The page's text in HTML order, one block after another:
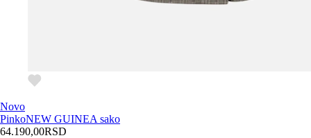
Novo
PinkoNEW GUINEA sako
64.190,00RSD